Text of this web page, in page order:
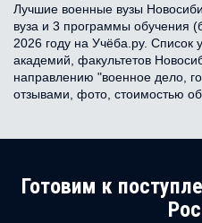
Лучшие военные вузы
вуза и 3 программы обучения
2026 году на Учёба.ру. Список
академий, факультетов
направлению "военное дело,
отзывами, фото, стоимостью
Готовим к